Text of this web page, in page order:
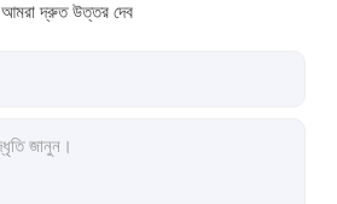
আমরা দ্রুত উত্তর দেব